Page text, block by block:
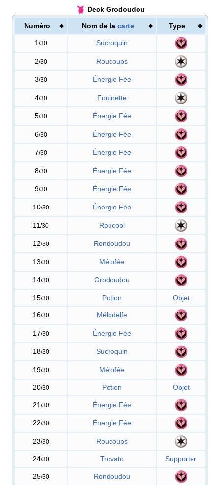
Deck Grodoudou
Numéro Nom de la carte Type
1 /30 Sucroquin
2/30 Roucoups
3/30 Énergie Fée
4/30 Fouinette
5/30 Énergie Fée
6/30 Énergie Fée
7/30 Énergie Fée
8/30 Énergie Fée
9/30 Énergie Fée
10/30 Énergie Fée
11 /30 Roucool
12/30 Rondoudou
13/30 Mélofée
14/30 Grodoudou
15/30 Potion Objet
16/30 Mélodelfe
17/30 Énergie Fée
18/30 Sucroquin
19/30 Mélofée
20/30 Potion Objet
21 /30 Énergie Fée
22/30 Énergie Fée
23/30 Roucoups
24/30 Trovato Supporter
25/30 Rondoudou